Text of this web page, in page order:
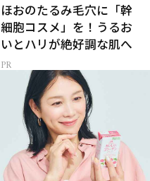
ほおのたるみ毛穴に「幹
細胞コスメ」を！うるお
いとハリが絶好調な肌へ